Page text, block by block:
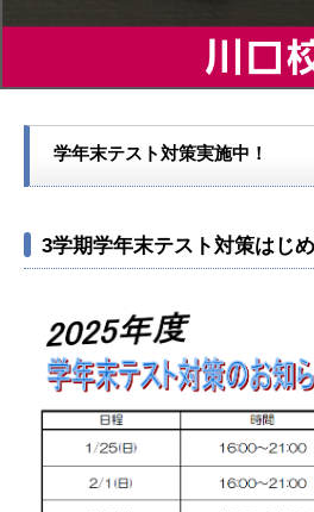
学年末テスト対策実施中！
3学期学年末テスト対策はじ